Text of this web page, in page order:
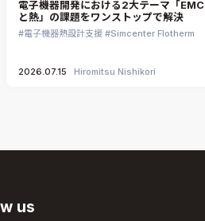
電子機器開発における2大テーマ「EMC
と熱」の課題をワンストップで解決
電子機器熱設計支援 Simcenter Flotherm
2026.07.15 Hiromitsu Nishikori
us